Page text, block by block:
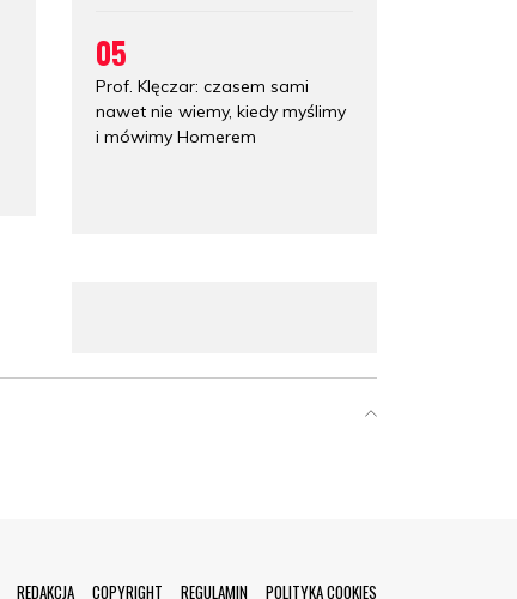
05
Prof. Klęczar: czasem sami
nawet nie wiemy, kiedy myślimy
i mówimy Homerem
REDAKCJA COPYRIGHT REGULAMIN POLITYKA COOKIES